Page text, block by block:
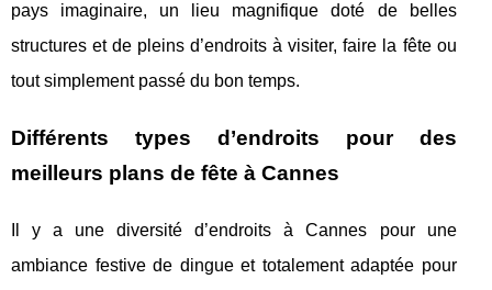
pays imaginaire, un lieu magnifique doté de belles
structures et de pleins d’endroits à visiter, faire la fête ou
tout simplement passé du bon temps.
Différents types d’endroits pour des
meilleurs plans de fête à Cannes
Il y a une diversité d’endroits à Cannes pour une
ambiance festive de dingue et totalement adaptée pour